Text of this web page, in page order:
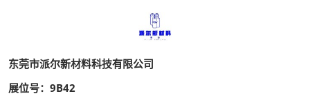
东莞市派尔新材料科技有限公司
展位号：9B42